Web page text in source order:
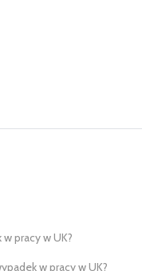
pracy w UK?
w pracy w UK?